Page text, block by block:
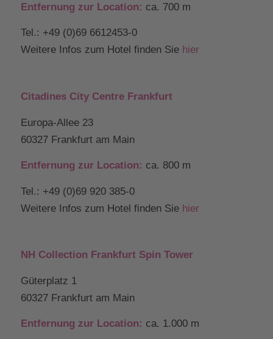
Entfernung zur Location: ca. 700 m
Tel.: +49 (0)69 6612453-0
Weitere Infos zum Hotel finden Sie hier
Citadines City Centre Frankfurt
Europa-Allee 23
60327 Frankfurt am Main
Entfernung zur Location: ca. 800 m
Tel.: +49 (0)69 920 385-0
Weitere Infos zum Hotel finden Sie hier
NH Collection Frankfurt Spin Tower
Güterplatz 1
60327 Frankfurt am Main
Entfernung zur Location: ca. 1.000 m